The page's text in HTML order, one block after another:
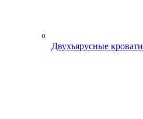
Двухъярусные кровати